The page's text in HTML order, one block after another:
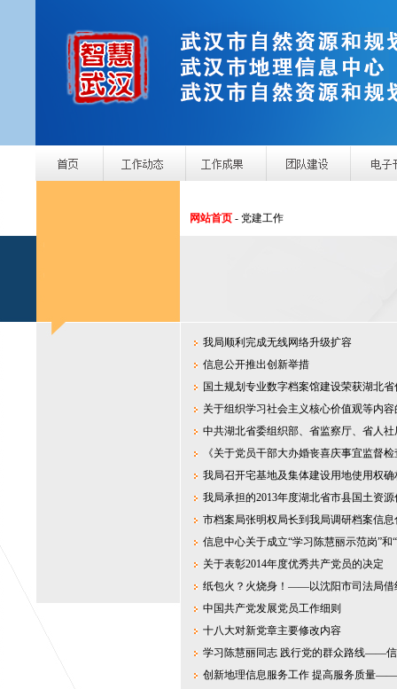
网站首页 - 党建工作
我局顺利完成无线网络升级扩容
信息公开推出创新举措
国土规划专业数字档案馆建设荣获湖北
关于组织学习社会主义核心价值观等内容
中共湖北省委组织部、省监察厅、省人
《关于党员干部大办婚丧喜庆事宜监督
我局召开宅基地及集体建设用地使用权
我局承担的2013年度湖北省市县国土资
市档案局张明权局长到我局调研档案信息
信息中心关于成立“学习陈慧丽示范岗”
关于表彰2014年度优秀共产党员的决定
纸包火？火烧身！——以沈阳市司法局借
中国共产党发展党员工作细则
十八大对新党章主要修改内容
学习陈慧丽同志 践行党的群众路线——
创新地理信息服务工作 提高服务质量